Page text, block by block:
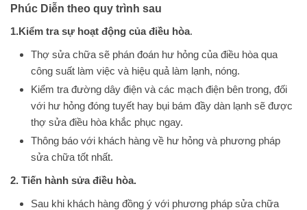
Phúc Diễn theo quy trình sau
1.Kiểm tra sự hoạt động của điều hòa.
Thợ sửa chữa sẽ phán đoán hư hỏng của điều hòa qua
công suất làm việc và hiệu quả làm lạnh, nóng.
Kiểm tra đường dây điện và các mạch điện bên trong, đối
với hư hỏng đóng tuyết hay bụi bám đầy dàn lạnh sẽ được
thợ sửa điều hòa khắc phục ngay.
Thông báo với khách hàng về hư hỏng và phương pháp
sửa chữa tốt nhất.
2. Tiến hành sửa điều hòa.
Sau khi khách hàng đồng ý với phương pháp sửa chữa